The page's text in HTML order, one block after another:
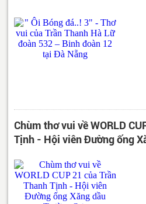
Chùm thơ vui về WORLD
Tịnh - Hội viên Đường ống